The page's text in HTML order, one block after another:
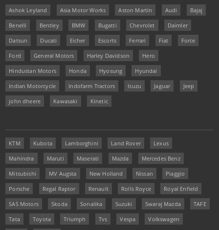
Ashok Leyland Asia Motor Works Aston Martin Audi Bajaj
Benelli Bentley BMW Bugatti Chevrolet Daimler
Datsun Ducati Eicher Escorts Ferrari Fiat Force
Ford General Motors Harley Davidson Hero
Hindustan Motors Honda Hyosung Hyundai
Indian Motorcycle Indofarm Tractors Isuzu Jaguar Jeep
john dheere Kawasaki Kinetic
KTM Kubota Lamborghini Land Rover Lexus
Mahindra Maruti Maserati Mazda Mercedes Benz
Mitsubishi MV Augsta New Holland Nissan Piaggio
Porsche Regal Raptor Renault Rolls Royce Royal Enfield
SAS Motors Skoda Sonalika Suzuki Swaraj Mazda TAFE
Tata Toyota Triumph Tvs Vespa Volkswagen